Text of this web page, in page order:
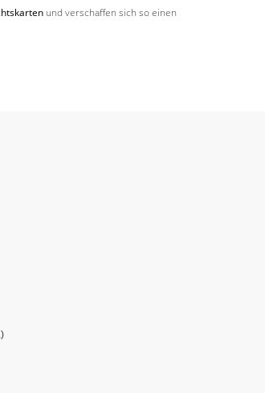
und verschaffen sich so einen